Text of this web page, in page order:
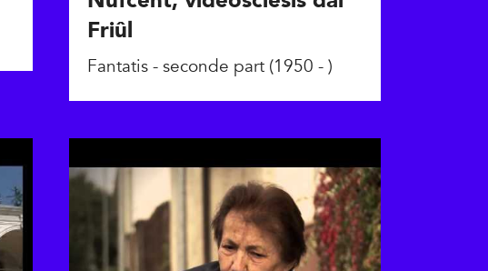
Friûl
Fantatis - seconde part (1950 - )